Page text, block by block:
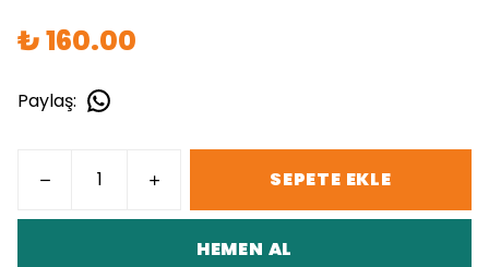
₺ 160.00
Paylaş:
SEPETE EKLE
HEMEN AL